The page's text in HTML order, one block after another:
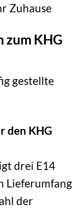
Zuhause
zum KHG
gestellte
den KHG
drei E14
Lieferumfang
der